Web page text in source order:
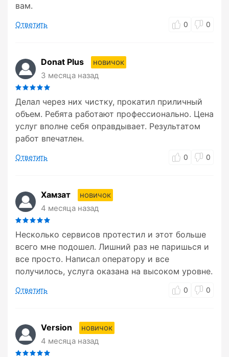
вам.
Ответить 0 0
Donat Plus
новичок
3 месяца назад
Делал через них чистку, прокатил приличный
объем. Ребята работают профессионально. Цена
услуг вполне себя оправдывает. Результатом
работ впечатлен.
Ответить 0 0
Хамзат
новичок
4 месяца назад
Несколько сервисов протестил и этот больше
всего мне подошел. Лишний раз не паришься и
все просто. Написал оператору и все
получилось, услуга оказана на высоком уровне.
Ответить 0 0
Version
новичок
4 месяца назад